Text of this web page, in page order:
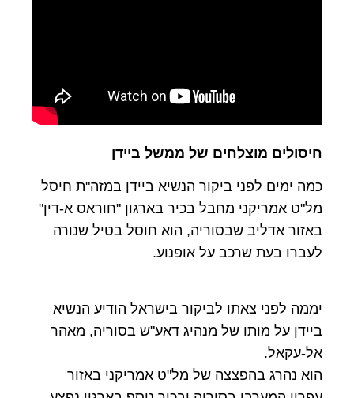
חיסולים מוצלחים של ממשל ביידן
כמה ימים לפני ביקור הנשיא ביידן במזה"ת חיסל
מל"ט אמריקני מחבל בכיר בארגון "חוראס א-דין"
באזור אדליב שבסוריה, הוא חוסל בטיל שנורה
לעברו בעת שרכב על אופנוע.
יממה לפני צאתו לביקור בישראל הודיע הנשיא
ביידן על מותו של מנהיג דאע"ש בסוריה, מאהר
אל-עקאל.
הוא נהרג בהפצצה של מל"ט אמריקני באזור